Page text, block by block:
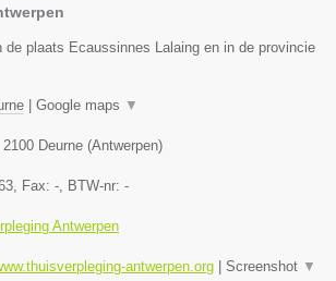
de plaats Ecaussinnes Lalaing en in de provincie
| Google maps ▼
2100 Deurne (Antwerpen)
, Fax: - , BTW-nr: -
Antwerpen
antwerpen.org | Screenshot ▼